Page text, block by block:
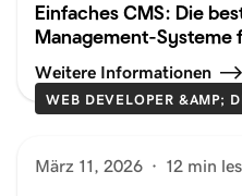
Einfaches CMS: Die
Management-Systeme
Weitere Informationen
WEB DEVELOPER &AMP;
März 11, 2026 · 12 min